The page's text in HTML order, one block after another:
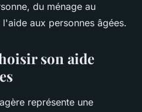
du ménage au
aux personnes âgées.
son aide
représente une